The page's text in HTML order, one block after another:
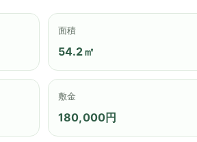
面積
54.2㎡
敷金
180,000円